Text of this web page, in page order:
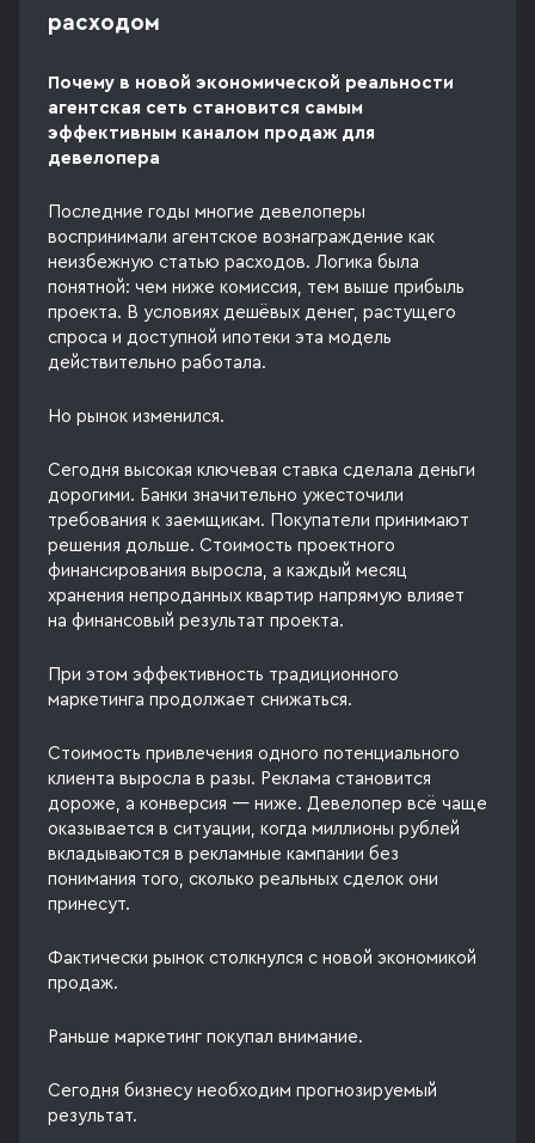
расходом
Почему в новой экономической реальности
агентская сеть становится самым
эффективным каналом продаж для
девелопера
Последние годы многие девелоперы
воспринимали агентское вознаграждение как
неизбежную статью расходов. Логика была
понятной: чем ниже комиссия, тем выше прибыль
проекта. В условиях дешёвых денег, растущего
спроса и доступной ипотеки эта модель
действительно работала.
Но рынок изменился.
Сегодня высокая ключевая ставка сделала деньги
дорогими. Банки значительно ужесточили
требования к заемщикам. Покупатели принимают
решения дольше. Стоимость проектного
финансирования выросла, а каждый месяц
хранения непроданных квартир напрямую влияет
на финансовый результат проекта.
При этом эффективность традиционного
маркетинга продолжает снижаться.
Стоимость привлечения одного потенциального
клиента выросла в разы. Реклама становится
дороже, а конверсия — ниже. Девелопер всё чаще
оказывается в ситуации, когда миллионы рублей
вкладываются в рекламные кампании без
понимания того, сколько реальных сделок они
принесут.
Фактически рынок столкнулся с новой экономикой
продаж.
Раньше маркетинг покупал внимание.
Сегодня бизнесу необходим прогнозируемый
результат.